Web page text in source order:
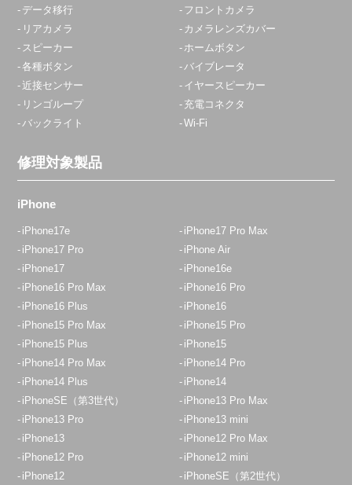
データ移行
フロントカメラ
リアカメラ
カメラレンズカバー
スピーカー
ホームボタン
各種ボタン
バイブレータ
近接センサー
イヤースピーカー
リンゴループ
充電コネクタ
バックライト
Wi-Fi
修理対象製品
iPhone
iPhone17e
iPhone17 Pro Max
iPhone17 Pro
iPhone Air
iPhone17
iPhone16e
iPhone16 Pro Max
iPhone16 Pro
iPhone16 Plus
iPhone16
iPhone15 Pro Max
iPhone15 Pro
iPhone15 Plus
iPhone15
iPhone14 Pro Max
iPhone14 Pro
iPhone14 Plus
iPhone14
iPhoneSE（第3世代）
iPhone13 Pro Max
iPhone13 Pro
iPhone13 mini
iPhone13
iPhone12 Pro Max
iPhone12 Pro
iPhone12 mini
iPhone12
iPhoneSE（第2世代）